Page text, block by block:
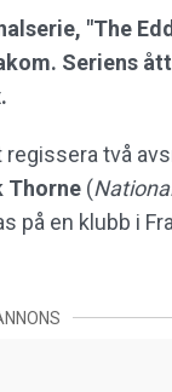
"The
Seriens
två
Thorne (
på en klubb i